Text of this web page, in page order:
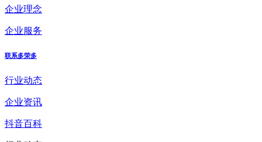
企业理念
企业服务
联系多荣多
行业动态
企业资讯
抖音百科